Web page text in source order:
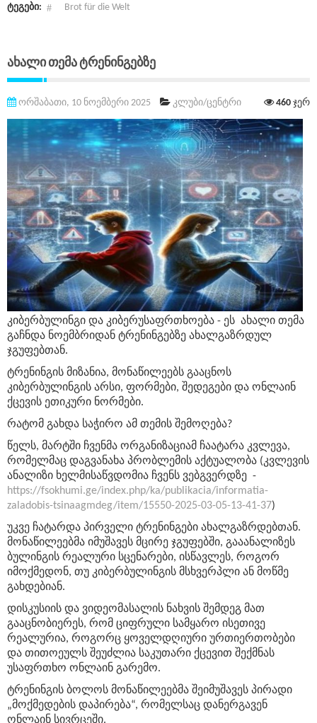
ტეგები: Brot für die Welt
Ახალი Თემა Ტრენინგებზე
ორშაბათი, 10 ნოემბერი 2025 კლუბი/ცენტრი 460 ჯერ
კიბერბულინგი და კიბერუსაფრთხოება - ეს ახალი თემა
გაჩნდა ნოემბრიდან ტრენინგებზე ახალგაზრდულ
ჯგუფებთან.
ტრენინგის მიზანია, მონაწილეებს გააცნოს
კიბერბულინგის არსი, ფორმები, შედეგები და ონლაინ
ქცევის ეთიკური ნორმები.
რატომ გახდა საჭირო ამ თემის შემოღება?
წელს, მარტში ჩვენმა ორგანიზაციამ ჩაატარა კვლევა,
რომელმაც დაგვანახა პრობლემის აქტუალობა (კვლევის
ანალიზი ხელმისაწვდომია ჩვენს ვებგვერდზე -
https://fsokhumi.ge/index.php/ka/publikacia/informatia-
zaladobis-tsinaagmdeg/item/15550-2025-03-05-13-41-37)
უკვე ჩატარდა პირველი ტრენინგები ახალგაზრდებთან.
მონაწილეებმა იმუშავეს მცირე ჯგუფებში, გააანალიზეს
ბულინგის რეალური სცენარები, ისწავლეს, როგორ
იმოქმედონ, თუ კიბერბულინგის მსხვერპლი ან მოწმე
გახდებიან.
დისკუსიის და ვიდეომასალის ნახვის შემდეგ მათ
გააცნობიერეს, რომ ციფრული სამყარო ისეთივე
რეალურია, როგორც ყოველდღიური ურთიერთობები
და თითოეულს შეუძლია საკუთარი ქცევით შექმნას
უსაფრთხო ონლაინ გარემო.
ტრენინგის ბოლოს მონაწილეებმა შეიმუშავეს პირადი
„მოქმედების დაპირება“, რომელსაც დანერგავენ
ონლაინ სივრცეში.